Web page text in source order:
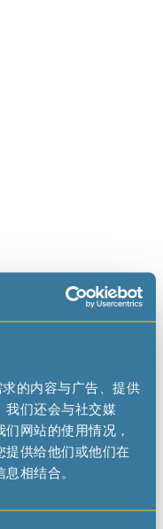
的内容与广告、提供
我们还会与社交媒
网站的使用情况，
提供给他们或他们在
相结合。